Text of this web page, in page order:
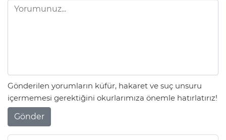
Gönderilen yorumların küfür, hakaret ve suç unsuru
içermemesi gerektiğini okurlarımıza önemle hatırlatırız!
Gönder